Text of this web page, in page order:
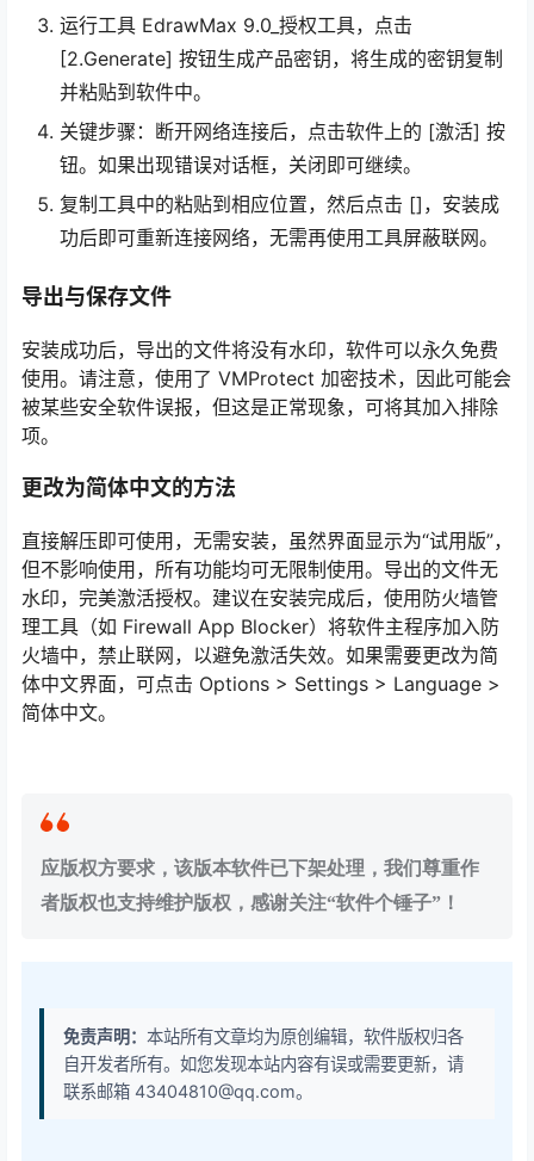
运行工具 EdrawMax 9.0_授权工具，点击
[2.Generate] 按钮生成产品密钥，将生成的密钥复制
并粘贴到软件中。
关键步骤：断开网络连接后，点击软件上的 [激活] 按
钮。如果出现错误对话框，关闭即可继续。
复制工具中的粘贴到相应位置，然后点击 []，安装成
功后即可重新连接网络，无需再使用工具屏蔽联网。
导出与保存文件
安装成功后，导出的文件将没有水印，软件可以永久免费
使用。请注意，使用了 VMProtect 加密技术，因此可能会
被某些安全软件误报，但这是正常现象，可将其加入排除
项。
更改为简体中文的方法
直接解压即可使用，无需安装，虽然界面显示为“试用版”，
但不影响使用，所有功能均可无限制使用。导出的文件无
水印，完美激活授权。建议在安装完成后，使用防火墙管
理工具（如 Firewall App Blocker）将软件主程序加入防
火墙中，禁止联网，以避免激活失效。如果需要更改为简
体中文界面，可点击 Options > Settings > Language >
简体中文。
应版权方要求，该版本软件已下架处理，我们尊重作
者版权也支持维护版权，感谢关注“软件个锤子”！
免责声明： 本站所有文章均为原创编辑，软件版权归各
自开发者所有。如您发现本站内容有误或需要更新，请
联系邮箱 43404810@qq.com。